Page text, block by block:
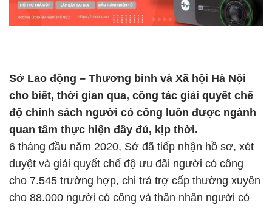
Sở Lao động – Thương binh và Xã hội Hà Nội
cho biết, thời gian qua, công tác giải quyết chế
độ chính sách người có công luôn được ngành
quan tâm thực hiện đầy đủ, kịp thời.
6 tháng đầu năm 2020, Sở đã tiếp nhận hồ sơ, xét
duyệt và giải quyết chế độ ưu đãi người có công
cho 7.545 trường hợp, chi trả trợ cấp thường xuyên
cho 88.000 người có công và thân nhân người có